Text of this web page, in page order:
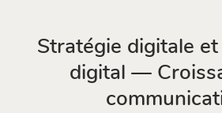
Stratégie digitale
digital —